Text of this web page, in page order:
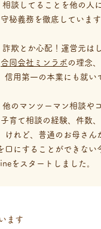
談してることを他の人
秘義務を徹底していま
欺とか心配！運営元は
合同会社ミンラボ の理念
信用第一の本業にも就
のマンツーマン相談や
育て相談の経験、件数、
ど、普通のお母さんが
口にすることができない
をスタートしました。
ます